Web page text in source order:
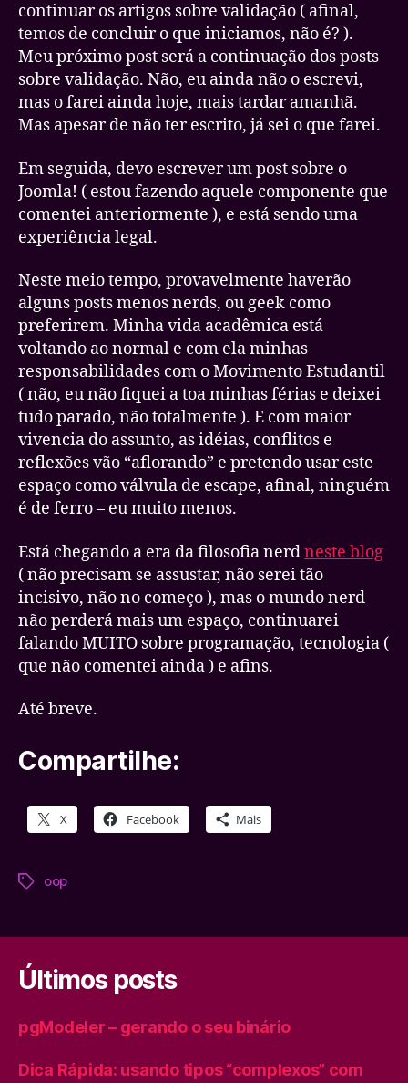
continuar os artigos sobre validação ( afinal,
temos de concluir o que iniciamos, não é? ).
Meu próximo post será a continuação dos posts
sobre validação. Não, eu ainda não o escrevi,
mas o farei ainda hoje, mais tardar amanhã.
Mas apesar de não ter escrito, já sei o que farei.
Em seguida, devo escrever um post sobre o
Joomla! ( estou fazendo aquele componente que
comentei anteriormente ), e está sendo uma
experiência legal.
Neste meio tempo, provavelmente haverão
alguns posts menos nerds, ou geek como
preferirem. Minha vida acadêmica está
voltando ao normal e com ela minhas
responsabilidades com o Movimento Estudantil
( não, eu não fiquei a toa minhas férias e deixei
tudo parado, não totalmente ). E com maior
vivencia do assunto, as idéias, conflitos e
reflexões vão “aflorando” e pretendo usar este
espaço como válvula de escape, afinal, ninguém
é de ferro – eu muito menos.
Está chegando a era da filosofia nerdneste blog
( não precisam se assustar, não serei tão
incisivo, não no começo ), mas o mundo nerd
não perderá mais um espaço, continuarei
falando MUITO sobre programação, tecnologia (
que não comentei ainda ) e afins.
Até breve.
Compartilhe:
X Facebook Mais
Tagsoop
Últimos posts
pgModeler – gerando o seu binário
Dica Rápida: usando tipos “complexos” com